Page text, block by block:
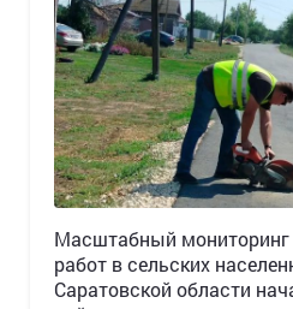
Масштабный
работ в сельских
Саратовской области